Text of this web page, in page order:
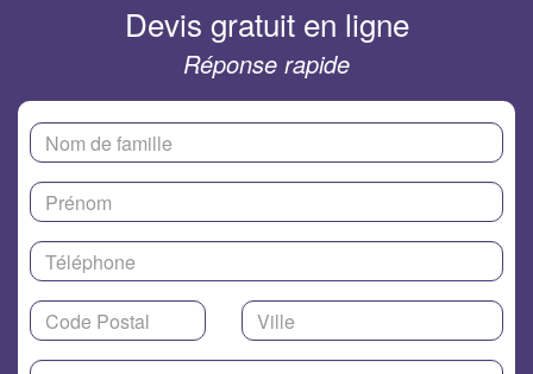
Devis gratuit en ligne
Réponse rapide